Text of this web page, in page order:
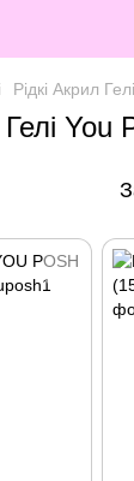
Рідкі Акрил
You